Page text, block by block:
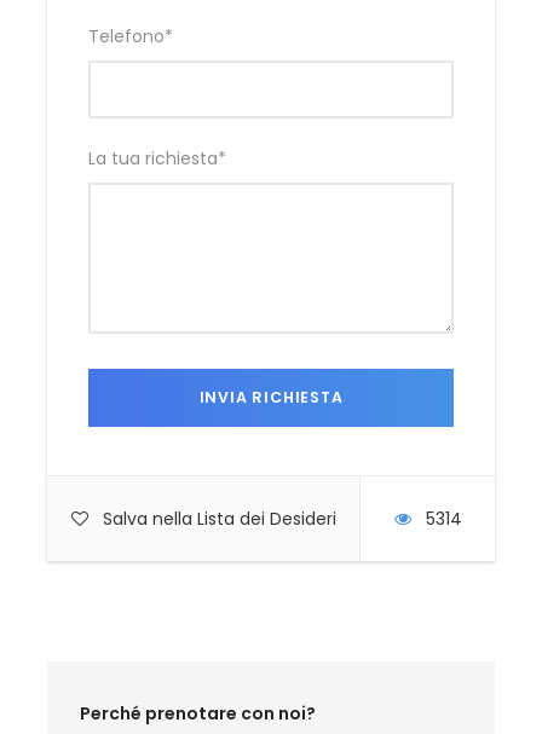
Telefono*
La tua richiesta*
Salva nella Lista dei Desideri 5314
Perché prenotare con noi?